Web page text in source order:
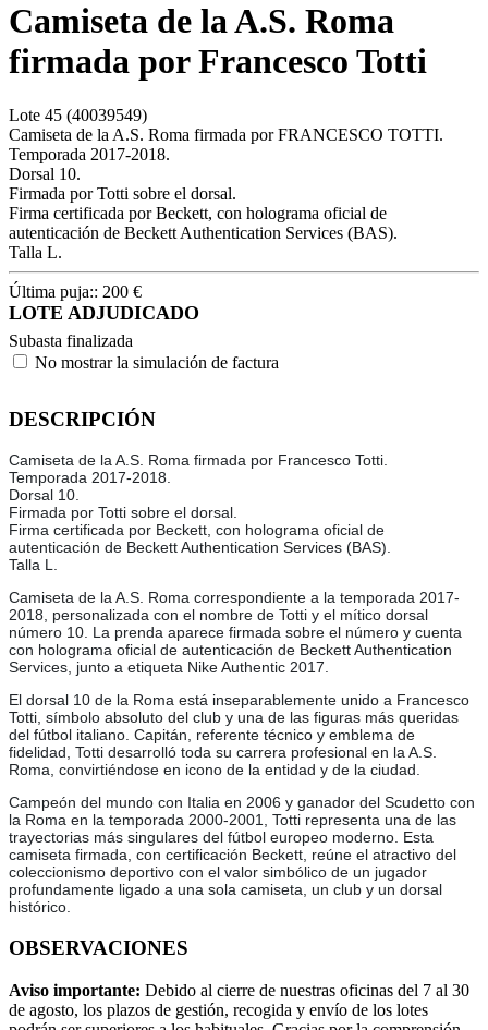
Camiseta de la A.S. Roma
firmada por Francesco Totti
Lote 45 (40039549)
Camiseta de la A.S. Roma firmada por FRANCESCO TOTTI.
Temporada 2017-2018.
Dorsal 10.
Firmada por Totti sobre el dorsal.
Firma certificada por Beckett, con holograma oficial de
autenticación de Beckett Authentication Services (BAS).
Talla L.
Última puja:: 200 €
LOTE ADJUDICADO
Subasta finalizada
No mostrar la simulación de factura
DESCRIPCIÓN
Camiseta de la A.S. Roma firmada por Francesco Totti.
Temporada 2017-2018.
Dorsal 10.
Firmada por Totti sobre el dorsal.
Firma certificada por Beckett, con holograma oficial de
autenticación de Beckett Authentication Services (BAS).
Talla L.
Camiseta de la A.S. Roma correspondiente a la temporada 2017-
2018, personalizada con el nombre de Totti y el mítico dorsal
número 10. La prenda aparece firmada sobre el número y cuenta
con holograma oficial de autenticación de Beckett Authentication
Services, junto a etiqueta Nike Authentic 2017.
El dorsal 10 de la Roma está inseparablemente unido a Francesco
Totti, símbolo absoluto del club y una de las figuras más queridas
del fútbol italiano. Capitán, referente técnico y emblema de
fidelidad, Totti desarrolló toda su carrera profesional en la A.S.
Roma, convirtiéndose en icono de la entidad y de la ciudad.
Campeón del mundo con Italia en 2006 y ganador del Scudetto con
la Roma en la temporada 2000-2001, Totti representa una de las
trayectorias más singulares del fútbol europeo moderno. Esta
camiseta firmada, con certificación Beckett, reúne el atractivo del
coleccionismo deportivo con el valor simbólico de un jugador
profundamente ligado a una sola camiseta, un club y un dorsal
histórico.
OBSERVACIONES
Aviso importante: Debido al cierre de nuestras oficinas del 7 al 30
de agosto, los plazos de gestión, recogida y envío de los lotes